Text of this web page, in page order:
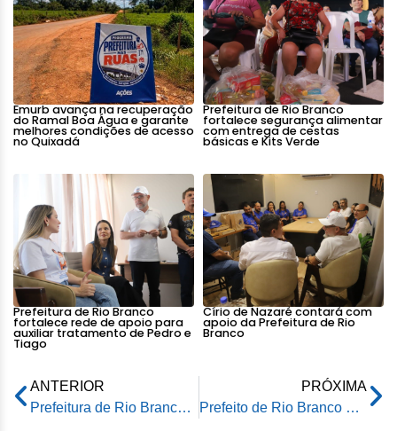
Emurb avança na recuperação
do Ramal Boa Água e garante
melhores condições de acesso
no Quixadá
Prefeitura de Rio Branco
fortalece segurança alimentar
com entrega de cestas
básicas e Kits Verde
Prefeitura de Rio Branco
fortalece rede de apoio para
auxiliar tratamento de Pedro e
Tiago
Círio de Nazaré contará com
apoio da Prefeitura de Rio
Branco
ANTERIOR
Prefeitura de Rio Branco inicia ação de saúde itinerante em comunidades ribeirinhas
PRÓXIMA
Prefeito de Rio Branco participa de agenda técnica no CEMADEN e no INPE para fortalecer prevenção a desastres climáticos